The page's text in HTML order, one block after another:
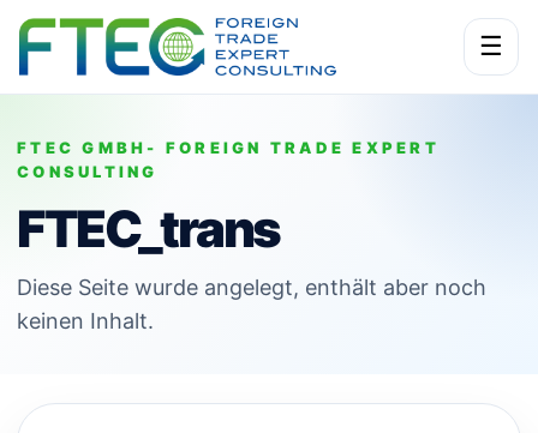
☰
FTEC GMBH- FOREIGN TRADE EXPERT
CONSULTING
FTEC_trans
Diese Seite wurde angelegt, enthält aber noch
keinen Inhalt.